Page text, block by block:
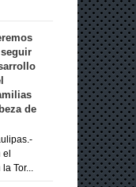
de
Tor...